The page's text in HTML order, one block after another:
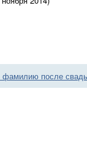
фамилию после